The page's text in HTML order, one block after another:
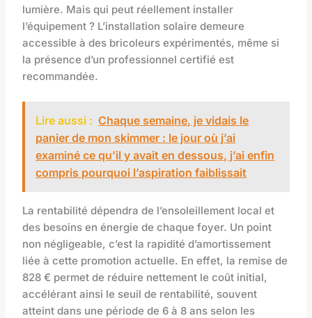
lumière. Mais qui peut réellement installer
l’équipement ? L’installation solaire demeure
accessible à des bricoleurs expérimentés, même si
la présence d’un professionnel certifié est
recommandée.
Lire aussi : Chaque semaine, je vidais le
panier de mon skimmer : le jour où j’ai
examiné ce qu’il y avait en dessous, j’ai enfin
compris pourquoi l’aspiration faiblissait
La rentabilité dépendra de l’ensoleillement local et
des besoins en énergie de chaque foyer. Un point
non négligeable, c’est la rapidité d’amortissement
liée à cette promotion actuelle. En effet, la remise de
828 € permet de réduire nettement le coût initial,
accélérant ainsi le seuil de rentabilité, souvent
atteint dans une période de 6 à 8 ans selon les